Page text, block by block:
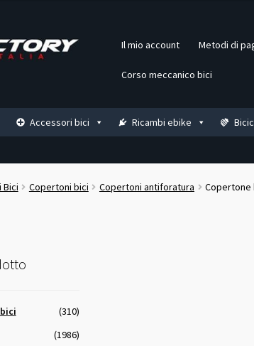
Il mio account Metodi di
Corso meccanico bici
Accessori bici Ricambi ebike
Bici Copertoni bici Copertoni antiforatura Copertone
(310)
(1986)